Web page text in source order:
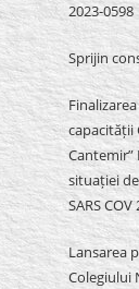
2023-0598
Sprijin
capacității
Cantemir”
situației
SARS COV
Lansarea
Colegiului